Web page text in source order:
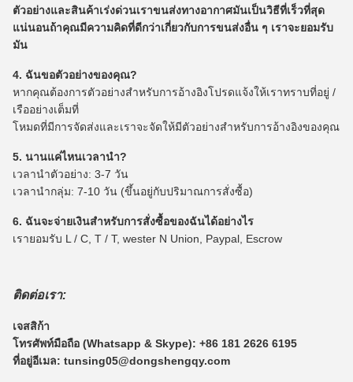
ตัวอย่างและสินค้าเร่งด่วนเราขนส่งทางอากาศมันเป็นวิธีที่เร็วที่สุด
แน่นอนถ้าคุณมีความคิดที่ดีกว่าเกี่ยวกับการขนส่งอื่น ๆ เราจะยอมรับ
มัน
4. ฉันขอตัวอย่างของคุณ?
หากคุณต้องการตัวอย่างสำหรับการอ้างอิงโปรดแจ้งให้เราทราบที่อยู่ /
เรืออย่างเต็มที่
โหมดที่มีการจัดส่งและเราจะจัดให้มีตัวอย่างสำหรับการอ้างอิงของคุณ
5. นานแค่ไหนเวลานำ?
เวลานำตัวอย่าง: 3-7 วัน
เวลานำกลุ่ม: 7-10 วัน (ขึ้นอยู่กับปริมาณการสั่งซื้อ)
6. ฉันจะจ่ายเงินสำหรับการสั่งซื้อของฉันได้อย่างไร
เรายอมรับ L / C, T / T, wester N Union, Paypal, Escrow
ติดต่อเรา:
เจสสิก้า
โทรศัพท์มือถือ (Whatsapp & Skype): +86 181 2626 6195
ที่อยู่อีเมล: tunsing05@dongshengqy.com